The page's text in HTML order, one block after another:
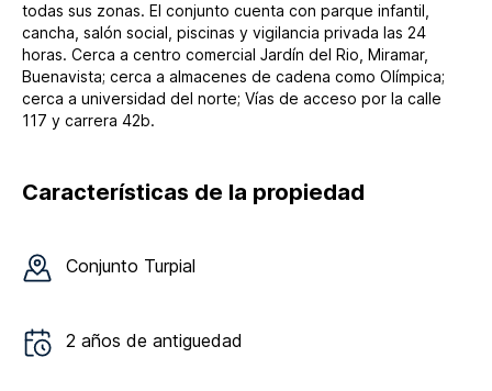
todas sus zonas. El conjunto cuenta con parque infantil,
cancha, salón social, piscinas y vigilancia privada las 24
horas. Cerca a centro comercial Jardín del Rio, Miramar,
Buenavista; cerca a almacenes de cadena como Olímpica;
cerca a universidad del norte; Vías de acceso por la calle
117 y carrera 42b.
Características de la propiedad
Conjunto Turpial
2 años de antiguedad